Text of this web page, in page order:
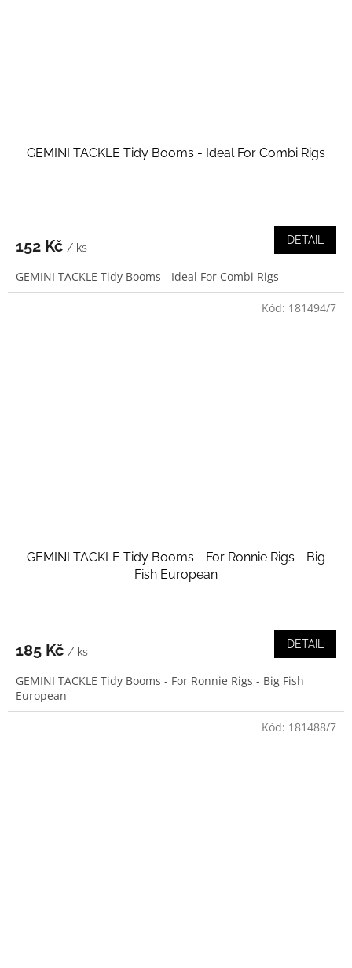
GEMINI TACKLE Tidy Booms - Ideal For Combi Rigs
152 Kč / ks
DETAIL
GEMINI TACKLE Tidy Booms - Ideal For Combi Rigs
GEMINI TACKLE Tidy Booms - For Ronnie Rigs - Big
Fish European
185 Kč / ks
DETAIL
GEMINI TACKLE Tidy Booms - For Ronnie Rigs - Big Fish
European
Kód: 181494/7
Kód: 181488/7